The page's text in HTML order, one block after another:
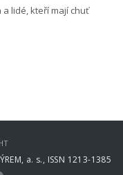
lidé, kteří mají chuť
a. s., ISSN 1213-1385